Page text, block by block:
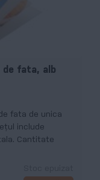
de fata, alb
fata de unica
include
Cantitate